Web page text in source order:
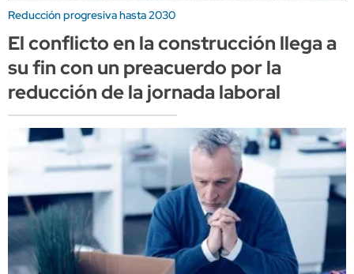
Reducción progresiva hasta 2030
El conflicto en la construcción llega a
su fin con un preacuerdo por la
reducción de la jornada laboral